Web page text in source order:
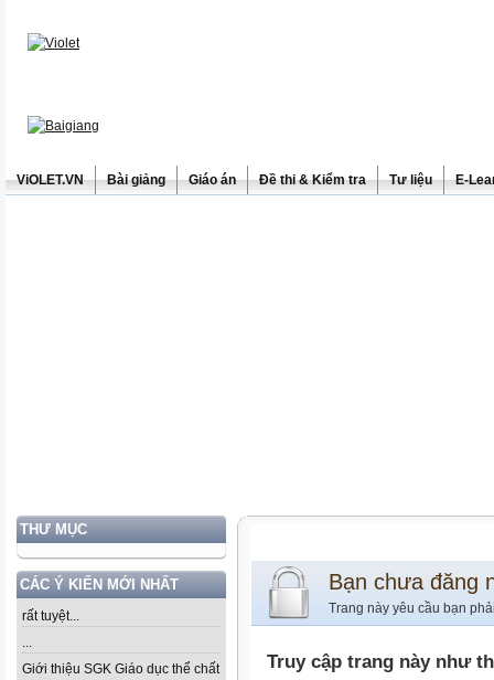
ViOLET.VN Bài giảng Giáo án Đề thi & Kiểm tra Tư liệu E-
THƯ MỤC
CÁC Ý KIẾN MỚI NHẤT
rất tuyệt...
...
Giới thiệu SGK Giáo dục thể chất
Bạn chưa đăng
Trang này yêu cầu bạn
Truy cập trang này như